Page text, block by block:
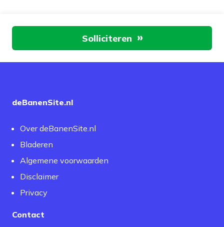
Aan de slagSolliciteren
deBanenSite.nl
Over deBanenSite.nl
Bladeren
Algemene voorwaarden
Disclaimer
Privacy
Contact